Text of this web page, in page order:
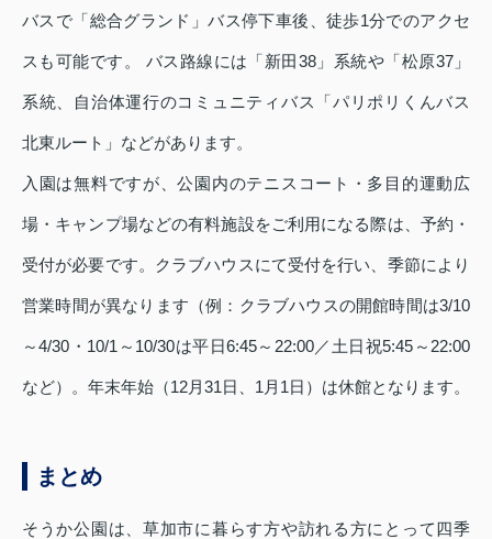
バスで「総合グランド」バス停下車後、徒歩1分でのアクセ
スも可能です。 バス路線には「新田38」系統や「松原37」
系統、自治体運行のコミュニティバス「パリポリくんバス
北東ルート」などがあります。
入園は無料ですが、公園内のテニスコート・多目的運動広
場・キャンプ場などの有料施設をご利用になる際は、予約・
受付が必要です。クラブハウスにて受付を行い、季節により
営業時間が異なります（例：クラブハウスの開館時間は3/10
～4/30・10/1～10/30は平日6:45～22:00／土日祝5:45～22:00
など）。年末年始（12月31日、1月1日）は休館となります。
まとめ
そうか公園は、草加市に暮らす方や訪れる方にとって四季